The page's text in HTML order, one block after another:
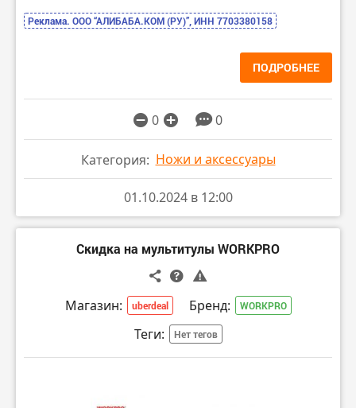
Реклама. ООО “АЛИБАБА.КОМ (РУ)”, ИНН 7703380158
ПОДРОБНЕЕ
0 0
Категория: Ножи и аксессуары
01.10.2024 в 12:00
Скидка на мультитулы WORKPRO
Магазин: uberdeal Бренд: WORKPRO
Теги: Нет тегов